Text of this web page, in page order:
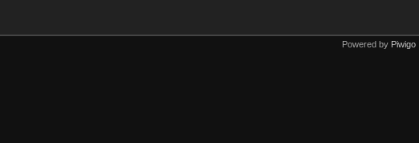
Powered by Piwigo